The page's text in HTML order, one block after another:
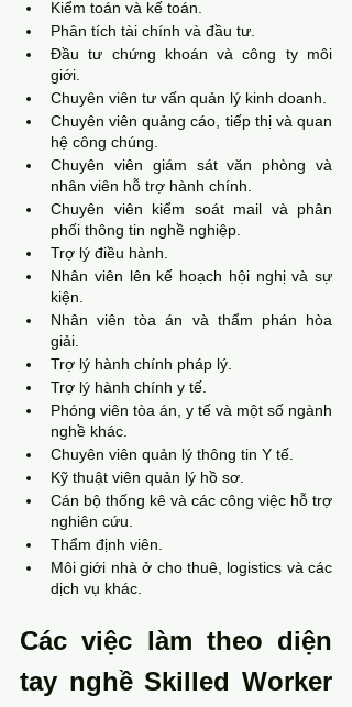
Kiểm toán và kế toán.
Phân tích tài chính và đầu tư.
Đầu tư chứng khoán và công ty môi
giới.
Chuyên viên tư vấn quản lý kinh doanh.
Chuyên viên quảng cáo, tiếp thị và quan
hệ công chúng.
Chuyên viên giám sát văn phòng và
nhân viên hỗ trợ hành chính.
Chuyên viên kiểm soát mail và phân
phối thông tin nghề nghiệp.
Trợ lý điều hành.
Nhân viên lên kế hoạch hội nghị và sự
kiện.
Nhân viên tòa án và thẩm phán hòa
giải.
Trợ lý hành chính pháp lý.
Trợ lý hành chính y tế.
Phóng viên tòa án, y tế và một số ngành
nghề khác.
Chuyên viên quản lý thông tin Y tế.
Kỹ thuật viên quản lý hồ sơ.
Cán bộ thống kê và các công việc hỗ trợ
nghiên cứu.
Thẩm định viên.
Môi giới nhà ở cho thuê, logistics và các
dịch vụ khác.
Các việc làm theo diện
tay nghề Skilled Worker